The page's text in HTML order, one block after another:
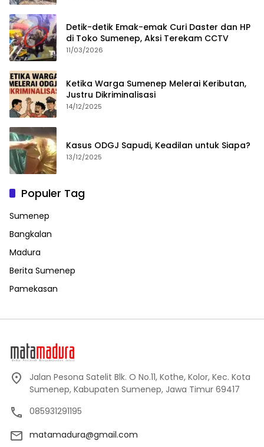
Detik-detik Emak-emak Curi Daster dan HP
di Toko Sumenep, Aksi Terekam CCTV
11/03/2026
Ketika Warga Sumenep Melerai Keributan,
Justru Dikriminalisasi
14/12/2025
Kasus ODGJ Sapudi, Keadilan untuk Siapa?
13/12/2025
Populer Tag
Sumenep
Bangkalan
Madura
Berita Sumenep
Pamekasan
Jalan Pesona Satelit Blk. O No.11, Kothe, Kolor, Kec. Kota
Sumenep, Kabupaten Sumenep, Jawa Timur 69417
085931291195
matamadura@gmail.com